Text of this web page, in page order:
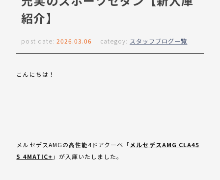
紹介】
post date: 2026.03.06 categoy: スタッフブログ一覧
こんにちは！
メルセデスAMGの高性能4ドアクーペ「メルセデスAMG CLA45
S 4MATIC+ 」が入庫いたしました。